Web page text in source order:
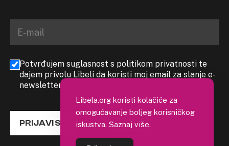
Potvrđujem suglasnost s politikom privatnosti te
dajem privolu Libeli da koristi moj email za slanje e-
newslettera
PRIJAVI SE
Libela.org koristi kolačiće za
omogućavanje boljeg korisničkog
iskustva. Saznaj više.